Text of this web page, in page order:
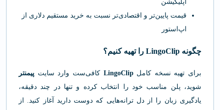
اپلیکیشن
قیمت پایین‌تر و اقتصادی‌تر نسبت به خرید مستقیم دلاری از
اپ‌استور
چگونه LingoClip را تهیه کنیم؟
برای تهیه نسخه کاملLingoClip کافی‌ست وارد سایت پیمنتر
شوید، پلن مناسب خود را انتخاب کرده و تنها در چند دقیقه،
یادگیری زبان را از دل ترانه‌هایی که دوست دارید آغاز کنید. از